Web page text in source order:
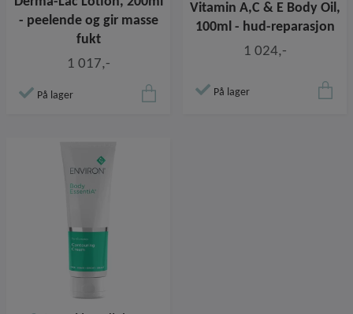
- peelende og gir masse
fukt
1 017,-
På lager
Vitamin A,C & E Body Oil,
100ml - hud-reparasjon
1 024,-
På lager